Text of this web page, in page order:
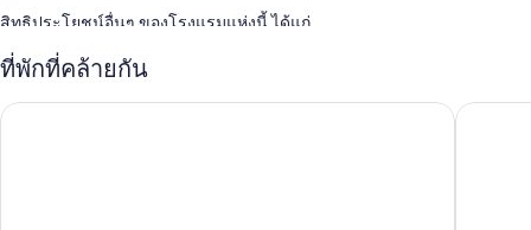
สิทธิประโยชน์อื่นๆ ของโรงแรมแห่งนี้ ได้แก่
โต๊ะบิลเลียดหรือพูล, เครื่องคอมพิวเตอร์ และลิฟต์
พนักงานที่พูดได้หลายภาษา, ที่พักปลอดบุหรี่ และฝ่ายต้อนรับ 24 ชั่วโมง
ที่พักที่คล้ายกัน
Trip Bariloche Select Hostel Hotel